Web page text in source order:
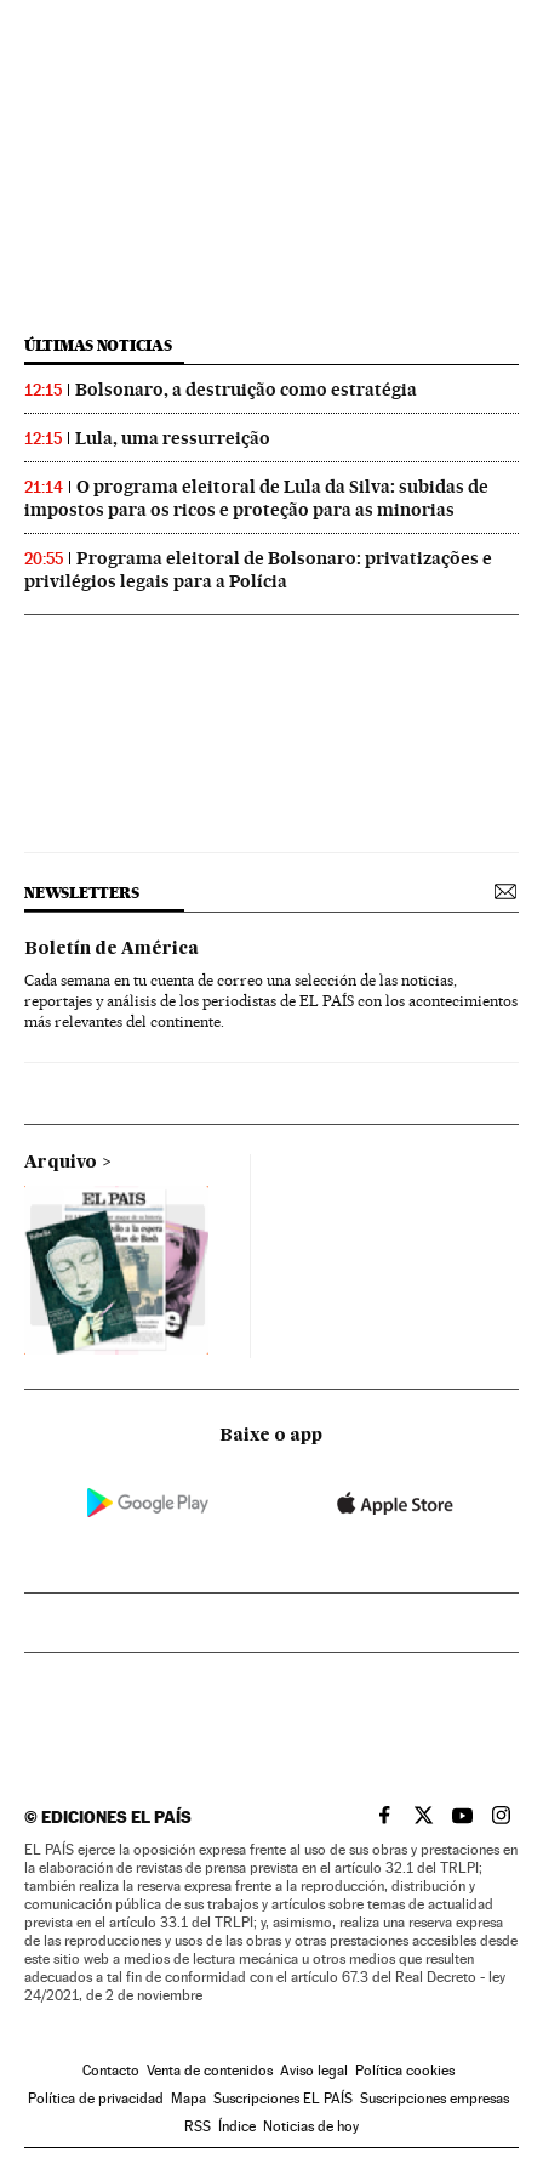
ÚLTIMAS NOTICIAS
12:15 Bolsonaro, a destruição como estratégia
12:15 Lula, uma ressurreição
21:14
O programa eleitoral de Lula da Silva: subidas de
impostos para os ricos e proteção para as minorias
20:55
Programa eleitoral de Bolsonaro: privatizações e
privilégios legais para a Polícia
NEWSLETTERS
Boletín de América
Cada semana en tu cuenta de correo una selección de las noticias,
reportajes y análisis de los periodistas de EL PAÍS con los acontecimientos
más relevantes del continente.
Arquivo
Baixe o app
©EDICIONES EL PAÍS EL PAÍS BRASIL EN
EL PAÍSEL PAÍS
EL
EL PAÍS ejerce la oposición expresa frente al uso de sus obras y prestaciones en
la elaboración de revistas de prensa prevista en el artículo 32.1 del TRLPI;
también realiza la reserva expresa frente a la reproducción, distribución y
comunicación pública de sus trabajos y artículos sobre temas de actualidad
prevista en el artículo 33.1 del TRLPI; y, asimismo, realiza una reserva expresa
de las reproducciones y usos de las obras y otras prestaciones accesibles desde
este sitio web a medios de lectura mecánica u otros medios que resulten
adecuados a tal fin de conformidad con el artículo 67.3 del Real Decreto - ley
24/2021, de 2 de noviembre
Contacto Venta de contenidos Aviso legal Política cookies
Política de privacidad Mapa Suscripciones EL PAÍS Suscripciones empresas
RSS Índice Noticias de hoy